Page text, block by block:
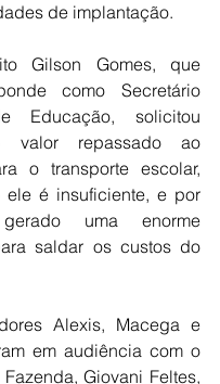
de implantação.
Gilson Gomes, que
como Secretário
Educação, solicitou
valor repassado ao
o transporte escolar,
ele é insuficiente, e por
uma enorme
saldar os custos do
Alexis, Macega e
em audiência com o
Giovani Feltes,